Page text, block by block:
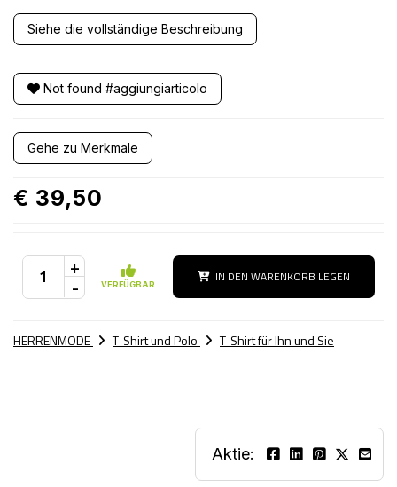
Siehe die vollständige Beschreibung
Not found #aggiungiarticolo
Gehe zu Merkmale
€ 39,50
+
- VERFÜGBAR IN DEN WARENKORB LEGEN
HERRENMODE T-Shirt und Polo T-Shirt für Ihn und Sie
Aktie: